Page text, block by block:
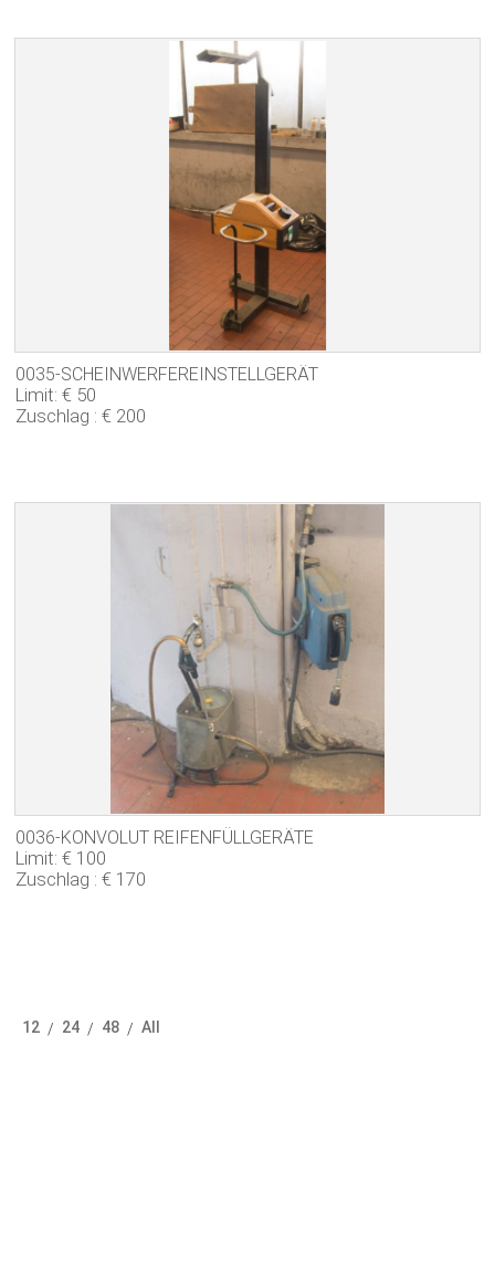
0035-SCHEINWERFEREINSTELLGERÄT
Limit: € 50
Zuschlag : € 200
0036-KONVOLUT REIFENFÜLLGERÄTE
Limit: € 100
Zuschlag : € 170
12 / 24 / 48 / All